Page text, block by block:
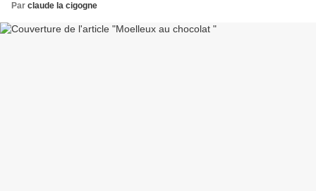
Par claude la cigogne